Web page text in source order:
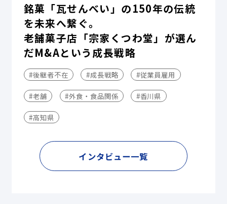
銘菓「瓦せんべい」の150年の伝統
を未来へ繋ぐ。
老舗菓子店「宗家くつわ堂」が選ん
だM&Aという成長戦略
#後継者不在 #成長戦略 #従業員雇用
#老舗 #外食・食品関係 #香川県
#高知県
インタビュー一覧